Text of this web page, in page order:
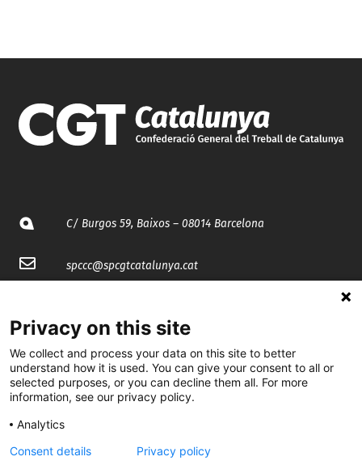
C/ Burgos 59, Baixos – 08014 Barcelona
spccc@spcgtcatalunya.cat
@CGTCatalunya
cgtcatalunya
cgtcatalunya
Privacy on this site
We collect and process your data on this site to better
understand how it is used. You can give your consent to all or
selected purposes, or you can decline them all. For more
information, see our privacy policy.
Analytics
Consent details
Privacy policy